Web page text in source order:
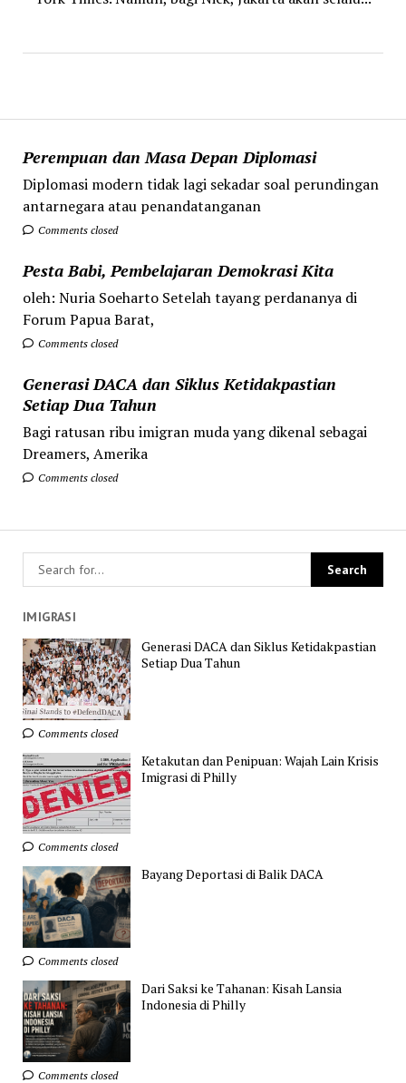
Perempuan dan Masa Depan Diplomasi
Diplomasi modern tidak lagi sekadar soal perundingan
antarnegara atau penandatanganan
Comments closed
Pesta Babi, Pembelajaran Demokrasi Kita
oleh: Nuria Soeharto Setelah tayang perdananya di
Forum Papua Barat,
Comments closed
Generasi DACA dan Siklus Ketidakpastian
Setiap Dua Tahun
Bagi ratusan ribu imigran muda yang dikenal sebagai
Dreamers, Amerika
Comments closed
IMIGRASI
Generasi DACA dan Siklus Ketidakpastian
Setiap Dua Tahun
Comments closed
Ketakutan dan Penipuan: Wajah Lain Krisis
Imigrasi di Philly
Comments closed
Bayang Deportasi di Balik DACA
Comments closed
Dari Saksi ke Tahanan: Kisah Lansia
Indonesia di Philly
Comments closed